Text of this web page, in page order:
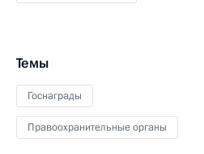
Темы
Госнаграды
Правоохранительные органы